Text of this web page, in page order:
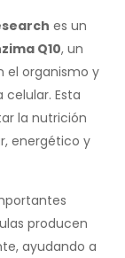
es un
Q10, un
el organismo y
Esta
la nutrición
energético y
producen
ayudando a